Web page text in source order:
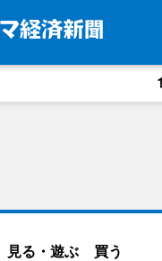
見る・遊ぶ 買う